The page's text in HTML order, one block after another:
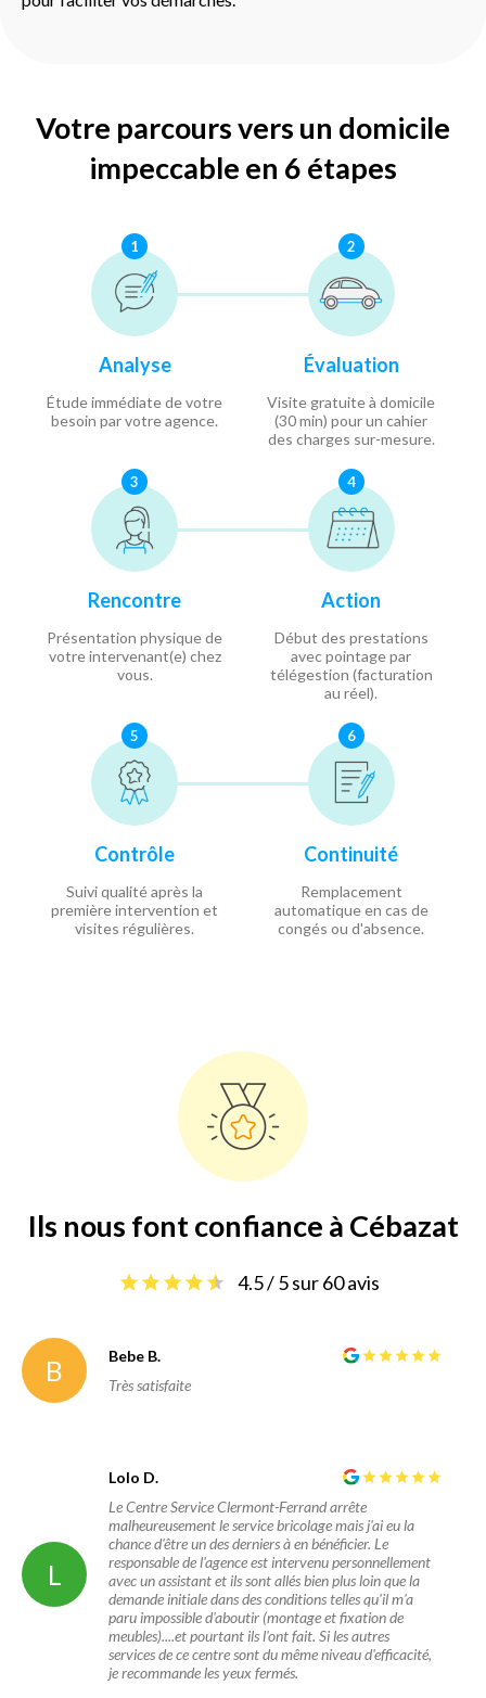
Votre parcours vers un domicile
impeccable en 6 étapes
1
Analyse
Étude immédiate de votre
besoin par votre agence.
2
Évaluation
Visite gratuite à domicile
(30 min) pour un cahier
des charges sur-mesure.
3
Rencontre
Présentation physique de
votre intervenant(e) chez
vous.
4
Action
Début des prestations
avec pointage par
télégestion (facturation
au réel).
5
Contrôle
Suivi qualité après la
première intervention et
visites régulières.
6
Continuité
Remplacement
automatique en cas de
congés ou d'absence.
Ils nous font confiance à Cébazat
4.5 / 5 sur 60 avis
B
Bebe B.
Très satisfaite
L
Lolo D.
Le Centre Service Clermont-Ferrand arrête
malheureusement le service bricolage mais j'ai eu la
chance d'être un des derniers à en bénéficier. Le
responsable de l'agence est intervenu personnellement
avec un assistant et ils sont allés bien plus loin que la
demande initiale dans des conditions telles qu'il m'a
paru impossible d'aboutir (montage et fixation de
meubles)....et pourtant ils l'ont fait. Si les autres
services de ce centre sont du même niveau d'efficacité,
je recommande les yeux fermés.